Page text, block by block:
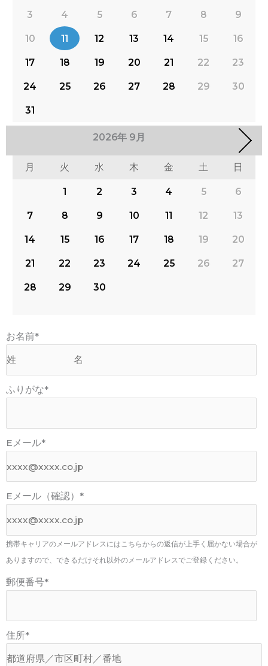
3 4 5 6 7 8 9
10 11 12 13 14 15 16
17 18 19 20 21 22 23
24 25 26 27 28 29 30
31
2026年 9月
月 火 水 木 金 土 日
1 2 3 4 5 6
7 8 9 10 11 12 13
14 15 16 17 18 19 20
21 22 23 24 25 26 27
28 29 30
お名前*
ふりがな*
Eメール*
Eメール（確認） *
携帯キャリアのメールアドレスにはこちらからの返信が上手く届かない場合が
ありますので、できるだけそれ以外のメールアドレスでご登録ください。
郵便番号*
住所*